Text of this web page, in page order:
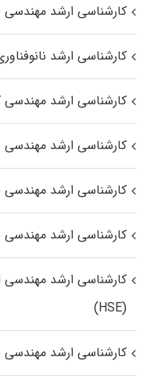
کارشناسی ارشد مهندسی
کارشناسی ارشد
کارشناسی ارشد مهندسی
کارشناسی ارشد مهندسی
کارشناسی ارشد
کارشناسی ارشد مهندسی
کارشناسی ارشد
(HSE)
کارشناسی ارشد مهندسی